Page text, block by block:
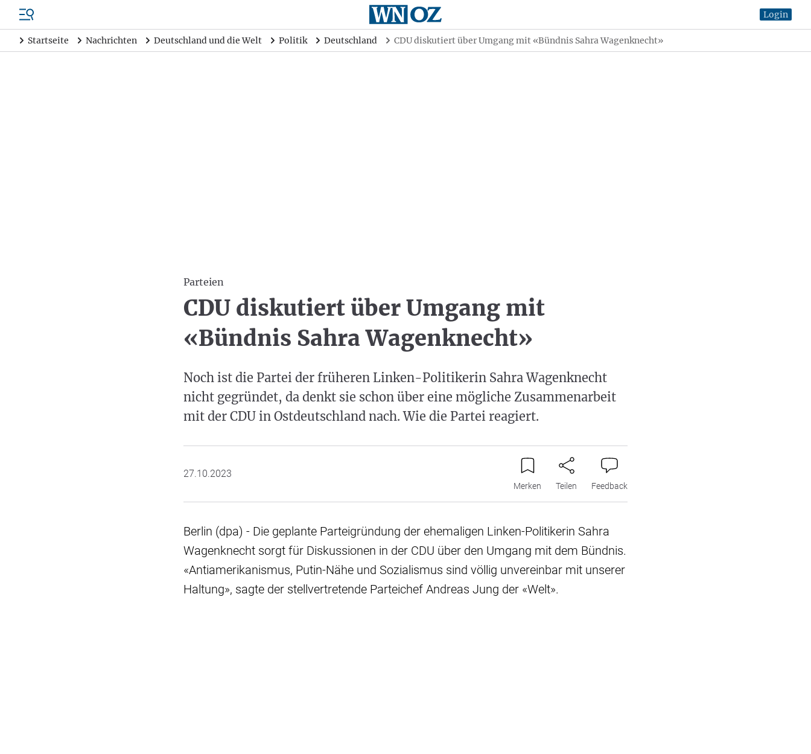
Login
Startseite Nachrichten Deutschland und die Welt Politik Deutschland CDU diskutiert über Umgang mit «Bündnis Sahra Wagenknecht»
Parteien
CDU diskutiert über Umgang mit
«Bündnis Sahra Wagenknecht»
Noch ist die Partei der früheren Linken-Politikerin Sahra Wagenknecht
nicht gegründet, da denkt sie schon über eine mögliche Zusammenarbeit
mit der CDU in Ostdeutschland nach. Wie die Partei reagiert.
27.10.2023
Merken Teilen Feedback
Berlin (dpa) - Die geplante Parteigründung der ehemaligen Linken-Politikerin Sahra
Wagenknecht sorgt für Diskussionen in der CDU über den Umgang mit dem Bündnis.
«Antiamerikanismus, Putin-Nähe und Sozialismus sind völlig unvereinbar mit unserer
Haltung», sagte der stellvertretende Parteichef Andreas Jung der «Welt».